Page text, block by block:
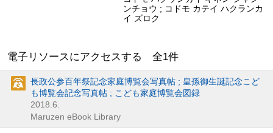
ンチョウ ; コドモ カテイ ハクランカ
イ ズロク
電子リソースにアクセスする 全1件
長政公参百年祭記念家庭博覧会写真帖 ; 皇孫御生誕記念こど
も博覧会記念写真帖 ; こども家庭博覧会図録
2018.6.
Maruzen eBook Library